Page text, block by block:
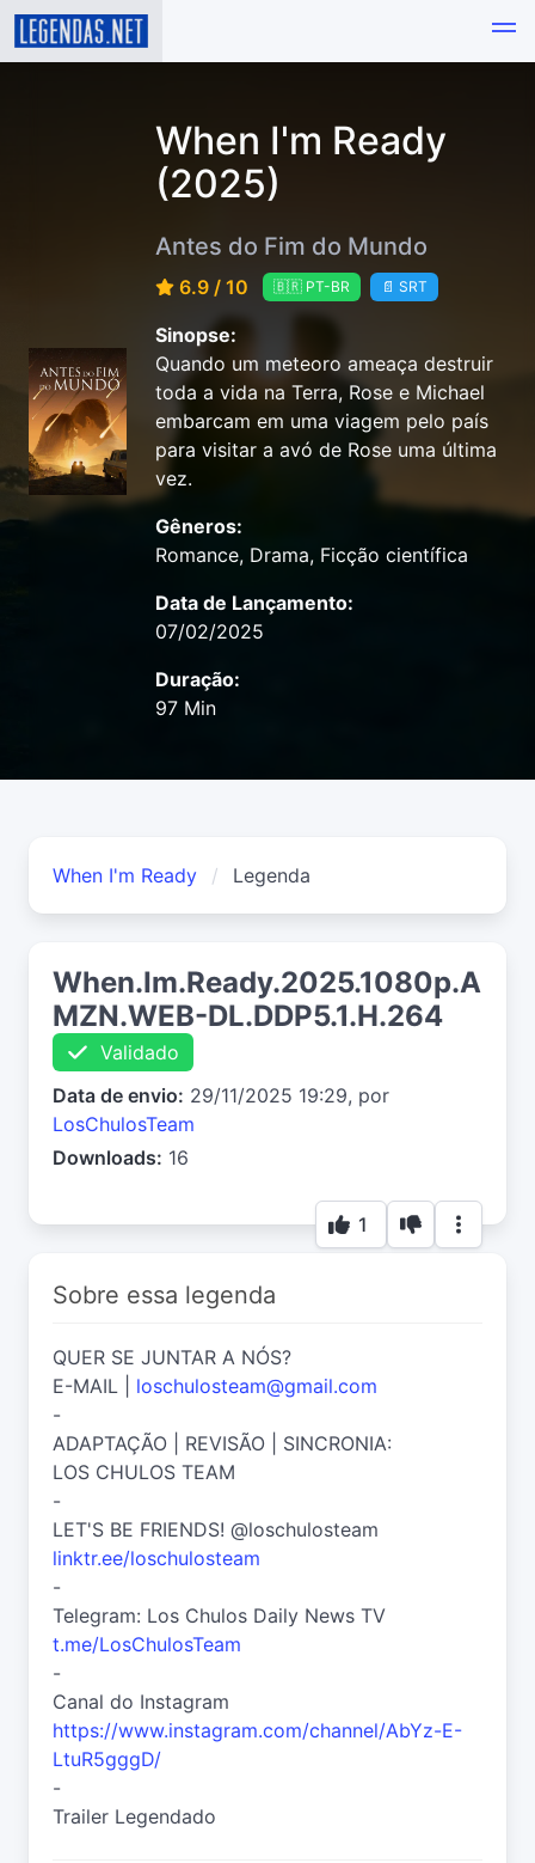
When I'm Ready
(2025)
Antes do Fim do Mundo
6.9 / 10 🇧🇷 PT-BR 📄 SRT
Sinopse:
Quando um meteoro ameaça destruir
toda a vida na Terra, Rose e Michael
embarcam em uma viagem pelo país
para visitar a avó de Rose uma última
vez.
Gêneros:
Romance, Drama, Ficção científica
Data de Lançamento:
07/02/2025
Duração:
97 Min
When I'm Ready Legenda
When.Im.Ready.2025.1080p.A
MZN.WEB-DL.DDP5.1.H.264
Validado
Data de envio: 29/11/2025 19:29, por
LosChulosTeam
Downloads: 16
1
Sobre essa legenda
QUER SE JUNTAR A NÓS?
E-MAIL | loschulosteam@gmail.com
-
ADAPTAÇÃO | REVISÃO | SINCRONIA:
LOS CHULOS TEAM
-
LET'S BE FRIENDS! @loschulosteam
linktr.ee/loschulosteam
-
Telegram: Los Chulos Daily News TV
t.me/LosChulosTeam
-
Canal do Instagram
https://www.instagram.com/channel/AbYz-E-
LtuR5gggD/
-
Trailer Legendado